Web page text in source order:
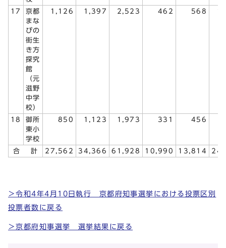
17
京都
まな
びの
街生
き方
探究
館
（元
滋野
中学
校）
1,126 1,397 2,523 462 568
18
御所
東小
学校
850 1,123 1,973 331 456
合 計 27,562 34,366 61,928 10,990 13,814
＞令和4年4月10日執行 京都府知事選挙における投票区別
投票者数に戻る
＞京都府知事選挙 選挙結果に戻る